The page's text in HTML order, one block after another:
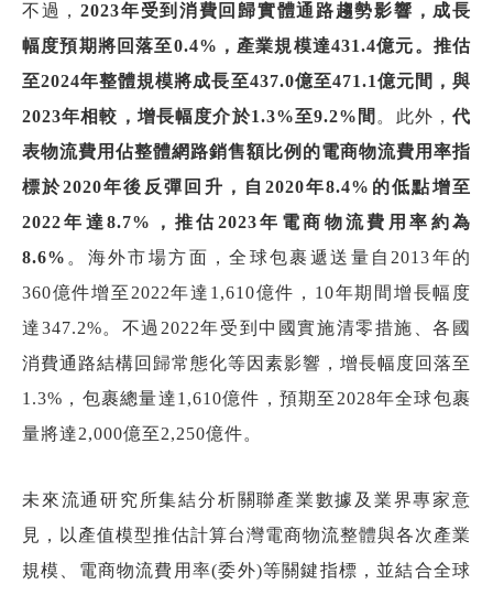
不過，2023年受到消費回歸實體通路趨勢影響，成長
幅度預期將回落至0.4% ，產業規模達431.4億元。推估
至2024年整體規模將成長至437.0億至471.1億元間，與
2023年相較 ， 增長幅度介於1.3%至9.2% 間 。此外，代
表物流費用佔整體網路銷售額比例的電商物流費用率指
標於2020年後反彈回升，自 2020年8.4% 的低點增至
2022年達8.7% ，推估2023年電商物流費用率約為
8.6% 。海外市場方面，全球包裹遞送量自2013年的
360億件增至2022年達1,610億件，10年期間增長幅度
達347.2%。不過2022年受到中國實施清零措施、各國
消費通路結構回歸常態化等因素影響，增長幅度回落至
1.3%，包裹總量達1,610億件，預期至2028年全球包裹
量將達2,000億至2,250億件。
未來流通研究所集結分析關聯產業數據及業界專家意
見，以產值模型推估計算台灣電商物流整體與各次產業
規模、電商物流費用率(委外)等關鍵指標，並結合全球